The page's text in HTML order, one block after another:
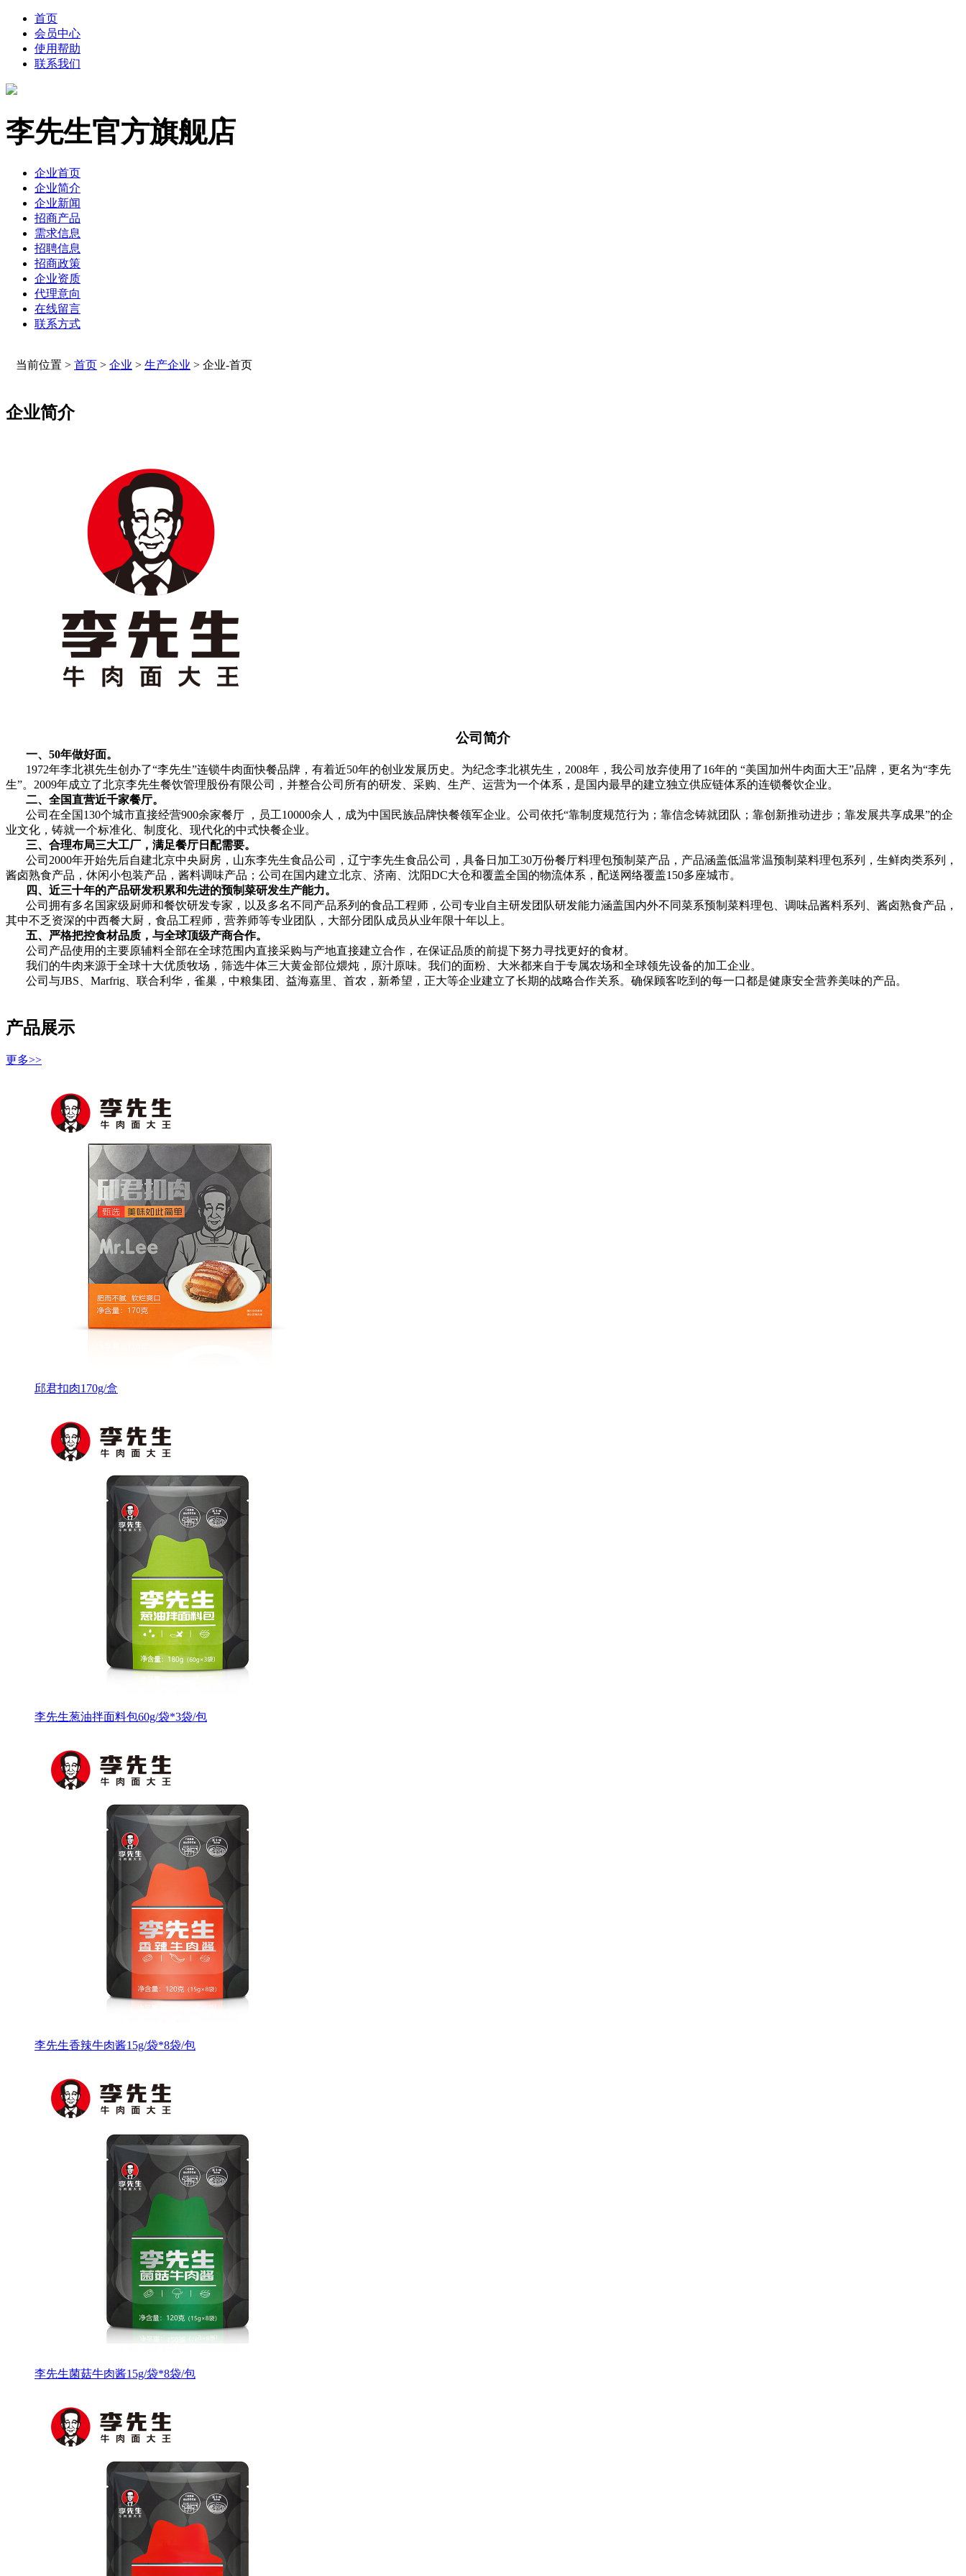
首页
会员中心
使用帮助
联系我们
李先生官方旗舰店
企业首页
企业简介
企业新闻
招商产品
需求信息
招聘信息
招商政策
企业资质
代理意向
在线留言
联系方式
当前位置 > 首页 > 企业 > 生产企业 > 企业-首页
企业简介
公司简介
一、50年做好面。
1972年李北祺先生创办了“李先生”连锁牛肉面快餐品牌，有着近50年的创业发展历史。为纪念李北祺先生，2008年，我公司放弃使用了16年的 “美国加州牛肉面大王”品牌，更名为“李先
生”。2009年成立了北京李先生餐饮管理股份有限公司，并整合公司所有的研发、采购、生产、运营为一个体系，是国内最早的建立独立供应链体系的连锁餐饮企业。
二、全国直营近千家餐厅。
公司在全国130个城市直接经营900余家餐厅 ，员工10000余人，成为中国民族品牌快餐领军企业。公司依托“靠制度规范行为；靠信念铸就团队；靠创新推动进步；靠发展共享成果”的企
业文化，铸就一个标准化、制度化、现代化的中式快餐企业。
三、合理布局三大工厂，满足餐厅日配需要。
公司2000年开始先后自建北京中央厨房，山东李先生食品公司，辽宁李先生食品公司，具备日加工30万份餐厅料理包预制菜产品，产品涵盖低温常温预制菜料理包系列，生鲜肉类系列，
酱卤熟食产品，休闲小包装产品，酱料调味产品；公司在国内建立北京、济南、沈阳DC大仓和覆盖全国的物流体系，配送网络覆盖150多座城市。
四、近三十年的产品研发积累和先进的预制菜研发生产能力。
公司拥有多名国家级厨师和餐饮研发专家，以及多名不同产品系列的食品工程师，公司专业自主研发团队研发能力涵盖国内外不同菜系预制菜料理包、调味品酱料系列、酱卤熟食产品，
其中不乏资深的中西餐大厨，食品工程师，营养师等专业团队，大部分团队成员从业年限十年以上。
五、严格把控食材品质，与全球顶级产商合作。
公司产品使用的主要原辅料全部在全球范围内直接采购与产地直接建立合作，在保证品质的前提下努力寻找更好的食材。
我们的牛肉来源于全球十大优质牧场，筛选牛体三大黄金部位煨炖，原汁原味。我们的面粉、大米都来自于专属农场和全球领先设备的加工企业。
公司与JBS、Marfrig、联合利华，雀巢，中粮集团、益海嘉里、首农，新希望，正大等企业建立了长期的战略合作关系。确保顾客吃到的每一口都是健康安全营养美味的产品。
产品展示
更多>>
邱君扣肉170g/盒
李先生葱油拌面料包60g/袋*3袋/包
李先生香辣牛肉酱15g/袋*8袋/包
李先生菌菇牛肉酱15g/袋*8袋/包